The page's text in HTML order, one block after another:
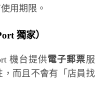
用期限。
獨家）
機台提供電子郵票服
而且不會有「店員找